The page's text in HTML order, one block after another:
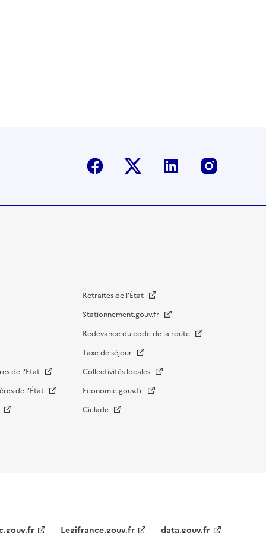
Facebook Twitter-X Linkedin
de l'Etat
de l’État
Retraites de l'État
Stationnement.gouv.fr
Redevance du code de la route
Taxe de séjour
Collectivités locales
Economie.gouv.fr
Ciclade
Legifrance.gouv.fr data.gouv.fr